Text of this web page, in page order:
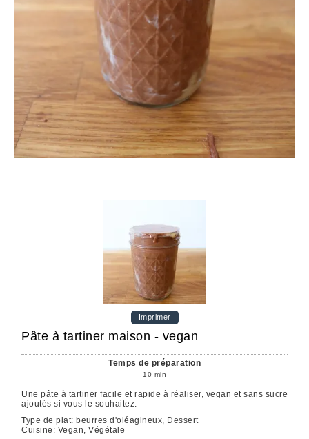
Imprimer
Pâte à tartiner maison - vegan
Temps de préparation
10 min
Une pâte à tartiner facile et rapide à réaliser, vegan et sans sucre
ajoutés si vous le souhaitez.
Type de plat: beurres d'oléagineux, Dessert
Cuisine: Vegan, Végétale